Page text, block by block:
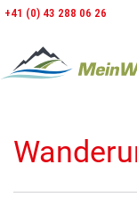
+41 (0) 43 288 06 26